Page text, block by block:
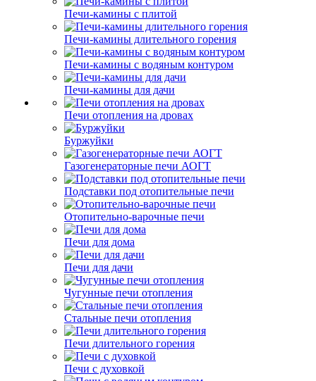
Печи-камины с плитой
Печи-камины длительного горения
Печи-камины с водяным контуром
Печи-камины для дачи
Печи отопления на дровах
Буржуйки
Газогенераторные печи АОГТ
Подставки под отопительные печи
Отопительно-варочные печи
Печи для дома
Печи для дачи
Чугунные печи отопления
Стальные печи отопления
Печи длительного горения
Печи с духовкой